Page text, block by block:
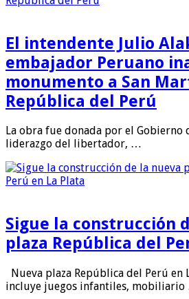
El intendente Julio
embajador Peruano
monumento a San
República del Perú
La obra fue donada por el Gobierno
liderazgo del libertador, …
Sigue la construcción
plaza República del
Nueva plaza República del Perú en
incluye juegos infantiles,